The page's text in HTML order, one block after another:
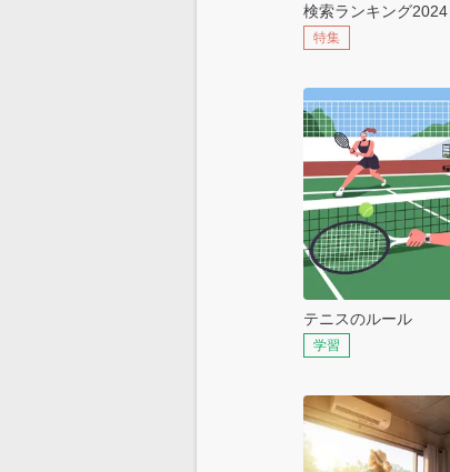
検索ランキング2024
特集
テニスのルール
学習